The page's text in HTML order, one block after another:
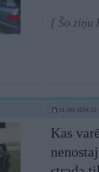
[ Šo ziņu
11. Oct 2024,
Kas